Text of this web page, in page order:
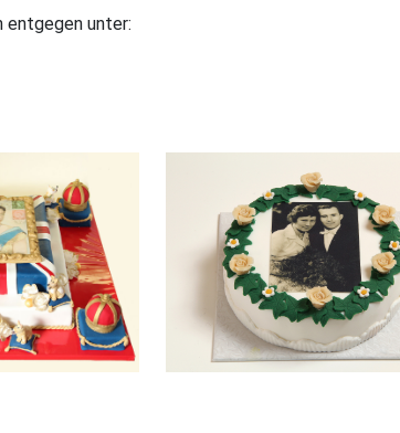
entgegen unter: